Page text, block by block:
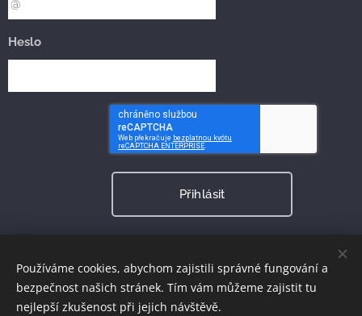
Heslo
Přihlásit
Používáme cookies, abychom zajistili správné fungování a
bezpečnost našich stránek. Tím vám můžeme zajistit tu
nejlepší zkušenost při jejich návštěvě.